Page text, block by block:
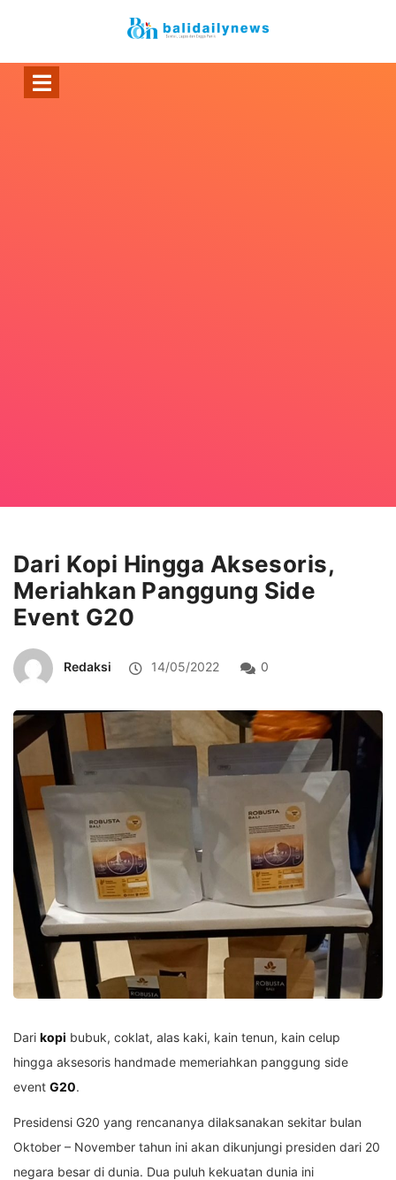
Dari Kopi Hingga Aksesoris,
Meriahkan Panggung Side
Event G20
Redaksi 14/05/2022 0
Dari kopi bubuk, coklat, alas kaki, kain tenun, kain celup
hingga aksesoris handmade memeriahkan panggung side
event G20.
Presidensi G20 yang rencananya dilaksanakan sekitar bulan
Oktober – November tahun ini akan dikunjungi presiden dari 20
negara besar di dunia. Dua puluh kekuatan dunia ini